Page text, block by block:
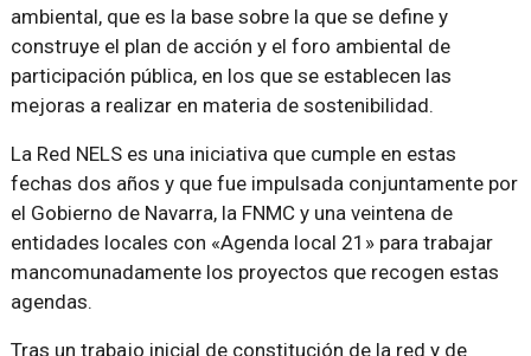
ambiental, que es la base sobre la que se define y
construye el plan de acción y el foro ambiental de
participación pública, en los que se establecen las
mejoras a realizar en materia de sostenibilidad.
La Red NELS es una iniciativa que cumple en estas
fechas dos años y que fue impulsada conjuntamente por
el Gobierno de Navarra, la FNMC y una veintena de
entidades locales con «Agenda local 21» para trabajar
mancomunadamente los proyectos que recogen estas
agendas.
Tras un trabajo inicial de constitución de la red y de